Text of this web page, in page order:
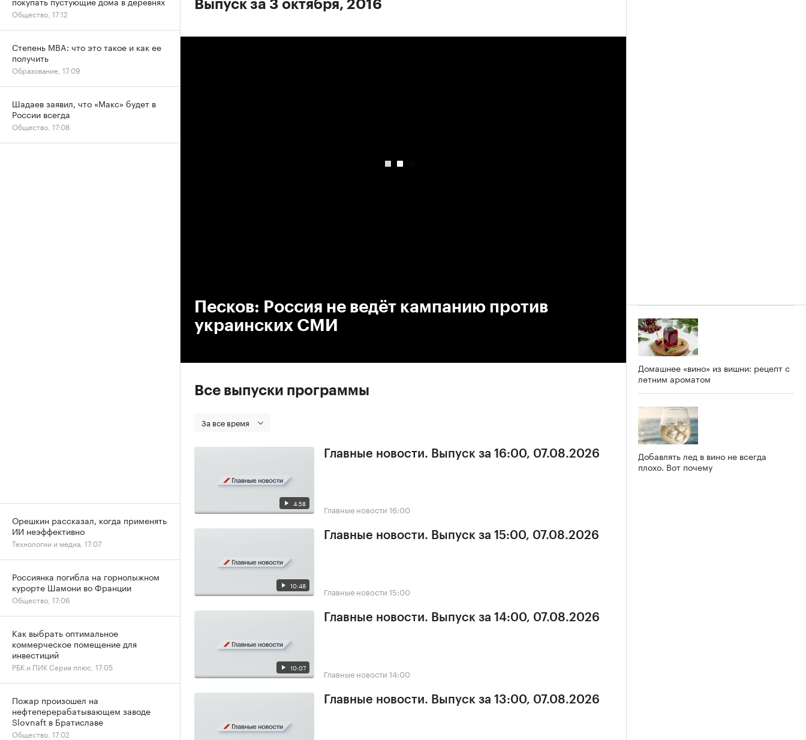
Выпуск за 3 октября, 2016
Песков: Россия не ведёт кампанию против
украинских СМИ
Все выпуски программы
За все время
4:58
Главные новости. Выпуск за 16:00, 07.08.2026
Главные новости 16:00
10:48
Главные новости. Выпуск за 15:00, 07.08.2026
Главные новости 15:00
10:07
Главные новости. Выпуск за 14:00, 07.08.2026
Главные новости 14:00
Главные новости. Выпуск за 13:00, 07.08.2026
Домашнее «вино» из вишни: рецепт с
летним ароматом
Добавлять лед в вино не всегда
плохо. Вот почему
Общество, 17:12
Степень MBA: что это такое и как ее
получить
Образование, 17:09
Шадаев заявил, что «Макс» будет в
России всегда
Общество, 17:08
Орешкин рассказал, когда применять
ИИ неэффективно
Технологии и медиа, 17:07
Россиянка погибла на горнолыжном
курорте Шамони во Франции
Общество, 17:06
Как выбрать оптимальное
коммерческое помещение для
инвестиций
РБК и ПИК Серия плюс, 17:05
Пожар произошел на
нефтеперерабатывающем заводе
Slovnaft в Братиславе
Общество, 17:02